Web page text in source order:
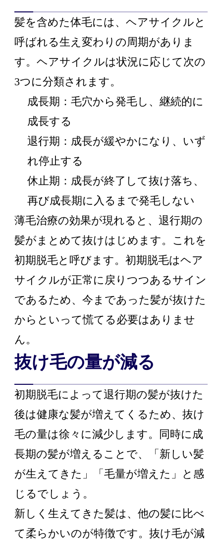
髪を含めた体毛には、ヘアサイクルと
呼ばれる生え変わりの周期がありま
す。ヘアサイクルは状況に応じて次の
3つに分類されます。
成長期：毛穴から発毛し、継続的に
成長する
退行期：成長が緩やかになり、いず
れ停止する
休止期：成長が終了して抜け落ち、
再び成長期に入るまで発毛しない
薄毛治療の効果が現れると、退行期の
髪がまとめて抜けはじめます。これを
初期脱毛と呼びます。初期脱毛はヘア
サイクルが正常に戻りつつあるサイン
であるため、今まであった髪が抜けた
からといって慌てる必要はありませ
ん。
抜け毛の量が減る
初期脱毛によって退行期の髪が抜けた
後は健康な髪が増えてくるため、抜け
毛の量は徐々に減少します。同時に成
長期の髪が増えることで、「新しい髪
が生えてきた」「毛量が増えた」と感
じるでしょう。
新しく生えてきた髪は、他の髪に比べ
て柔らかいのが特徴です。抜け毛が減